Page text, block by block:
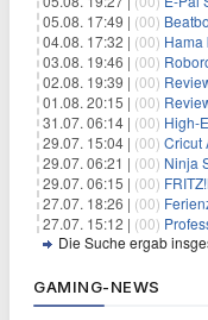
05.08. 17:49 | (00) Beatbot
04.08. 17:32 | (00) Hama
03.08. 19:46 | (00)
02.08. 19:39 | (00) Review: Thermal
01.08. 20:15 | (00) Review:
31.07. 06:14 | (00)
29.07. 15:04 | (00) Cricut
29.07. 06:21 | (00) Ninja
29.07. 06:15 | (00)
27.07. 18:26 | (00)
27.07. 15:12 | (00)
Die Suche ergab
GAMING-NEWS